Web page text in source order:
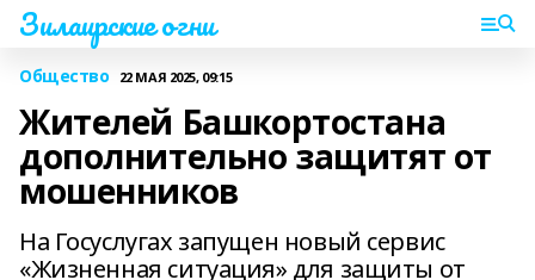
Зилаирские огни
Общество 22 МАЯ 2025, 09:15
Жителей Башкортостана
дополнительно защитят от
мошенников
На Госуслугах запущен новый сервис
«Жизненная ситуация» для защиты от